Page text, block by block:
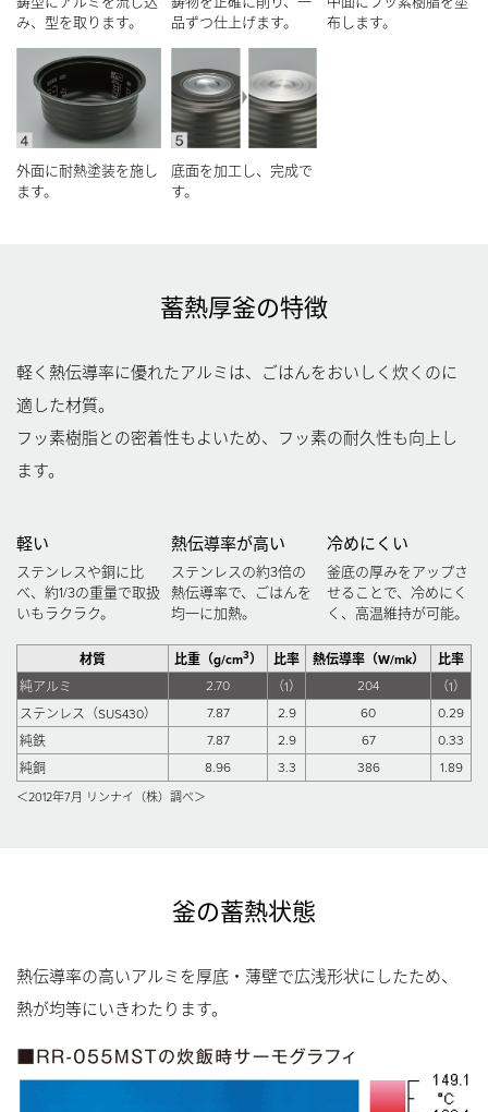
み、型を取ります。
品ずつ仕上げます。
布します。
外面に耐熱塗装を施し
ます。
底面を加工し、完成で
す。
蓄熱厚釜の特徴
軽く熱伝導率に優れたアルミは、ごはんをおいしく炊くのに
適した材質。
フッ素樹脂との密着性もよいため、フッ素の耐久性も向上し
ます。
軽い
ステンレスや銅に比
べ、 約1/3の重量で取扱
いもラクラク。
熱伝導率が高い
ステンレスの約3倍の
熱伝導率で、 ごはんを
均一に加熱。
冷めにくい
釜底の厚みをアップさ
せることで、 冷めにく
く、高温維持が可能。
材質 比重（g/cm3） 比率 熱伝導率（W/mk）
比率
純アルミ
2.70 （1） 204
（1）
ステンレス（SUS430）
7.87 2.9 60
0.29
純鉄
7.87 2.9 67
0.33
純銅
8.96 3.3 386 1.89
＜2012年7月 リンナイ（株）調べ＞
釜の蓄熱状態
熱伝導率の高いアルミを厚底・薄壁で広浅形状にしたため、
熱が均等にいきわたります。